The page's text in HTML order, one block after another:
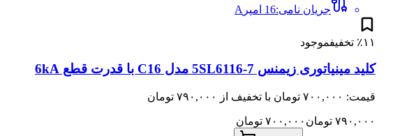
جریان نامی:16 امپر A
٪۱۱ تخفیفموجود
کلید مینیاتوری زیمنس 5SL6116-7 مدل C16 با قدرت قطع 6kA
قیمت: ۷۰۰,۰۰۰ تومان با تخفیف از ۷۹۰,۰۰۰ تومان
۷۹۰,۰۰۰ تومان ۷۰۰,۰۰۰ تومان